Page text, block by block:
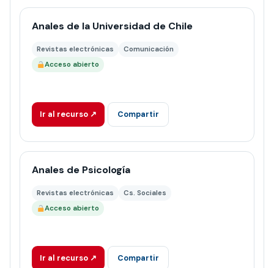
Anales de la Universidad de Chile
Revistas electrónicas
Comunicación
Acceso abierto
Ir al recurso ↗ Compartir
Anales de Psicología
Revistas electrónicas
Cs. Sociales
Acceso abierto
Ir al recurso ↗ Compartir